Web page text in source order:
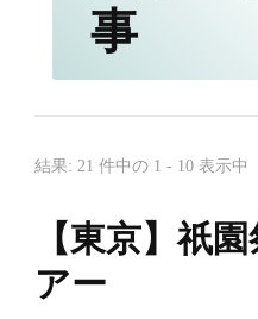
事
結果: 21 件中の 1 - 10 表示中
【東京】祇
アー